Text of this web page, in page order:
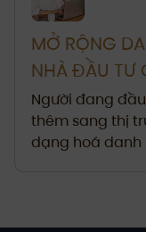
MỞ RỘNG
NHÀ ĐẦU TƯ
Người đang
thêm sang thị
dạng hoá danh